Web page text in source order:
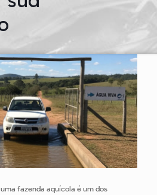
fazenda aquícola é um dos